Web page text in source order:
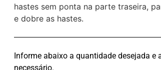
hastes sem ponta na parte traseira,
e dobre as hastes.
Informe abaixo a quantidade desejada e
necessário.